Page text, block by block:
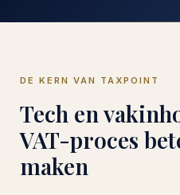
DE KERN VAN TAXPOINT
Tech en
VAT-proces
maken